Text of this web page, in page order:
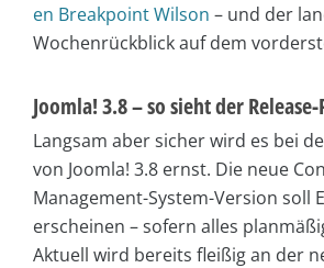
en Breakpoint Wilson – und der
Wochenrückblick auf dem
Joomla! 3.8 – so sieht der
Langsam aber sicher wird es bei
von Joomla! 3.8 ernst. Die neue
Management-System-Version soll
erscheinen – sofern alles
Aktuell wird bereits fleißig an der